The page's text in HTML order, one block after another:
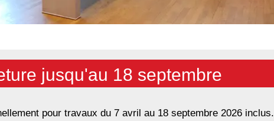
jusqu'au 18 septembre
pour travaux du 7 avril au 18 septembre 2026 inclus.